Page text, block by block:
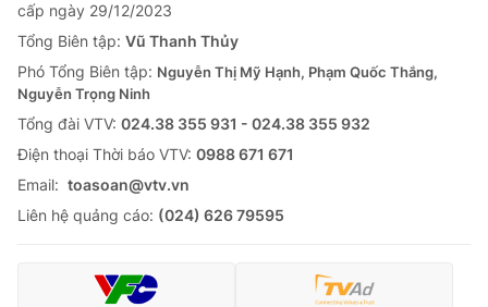
cấp ngày 29/12/2023
Tổng Biên tập: Vũ Thanh Thủy
Phó Tổng Biên tập: Nguyễn Thị Mỹ Hạnh, Phạm Quốc Thắng,
Nguyễn Trọng Ninh
Tổng đài VTV: 024.38 355 931 - 024.38 355 932
Ðiện thoại Thời báo VTV: 0988 671 671
Email: toasoan@vtv.vn
Liên hệ quảng cáo: (024) 626 79595